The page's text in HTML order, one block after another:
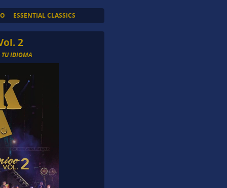
ESSENTIAL CLASSICS
2
TU IDIOMA